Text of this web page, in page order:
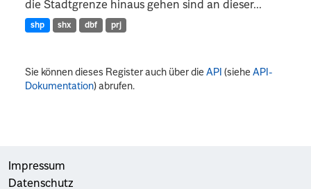
die Stadtgrenze hinaus gehen sind an dieser...
shp shx dbf prj
Sie können dieses Register auch über dieAPI (sieheAPI-
Dokumentation) abrufen.
Impressum
Datenschutz